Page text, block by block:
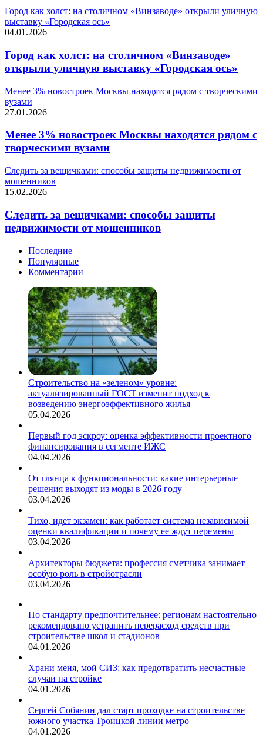
Город как холст: на столичном «Винзаводе» открыли уличную
выставку «Городская ось»
04.01.2026
Город как холст: на столичном «Винзаводе»
открыли уличную выставку «Городская ось»
Менее 3% новостроек Москвы находятся рядом с творческими
вузами
27.01.2026
Менее 3% новостроек Москвы находятся рядом с
творческими вузами
Следить за вещичками: способы защиты недвижимости от
мошенников
15.02.2026
Следить за вещичками: способы защиты
недвижимости от мошенников
Последние
Популярные
Комментарии
Строительство на «зеленом» уровне:
актуализированный ГОСТ изменит подход к
возведению энергоэффективного жилья
05.04.2026
Первый год эскроу: оценка эффективности проектного
финансирования в сегменте ИЖС
04.04.2026
От глянца к функциональности: какие интерьерные
решения выходят из моды в 2026 году
03.04.2026
Тихо, идет экзамен: как работает система независимой
оценки квалификации и почему ее ждут перемены
03.04.2026
Архитекторы бюджета: профессия сметчика занимает
особую роль в стройотрасли
03.04.2026
По стандарту предпочтительнее: регионам настоятельно
рекомендовано устранить перерасход средств при
строительстве школ и стадионов
04.01.2026
Храни меня, мой СИЗ: как предотвратить несчастные
случаи на стройке
04.01.2026
Сергей Собянин дал старт проходке на строительстве
южного участка Троицкой линии метро
04.01.2026